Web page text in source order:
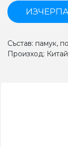
Състав: памук,
Произход: Китай